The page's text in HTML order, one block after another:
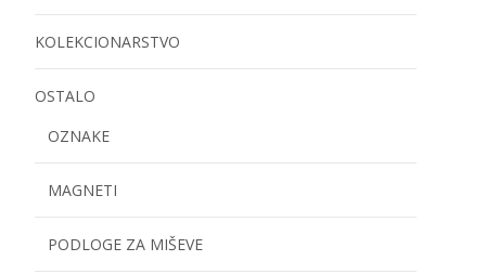
KOLEKCIONARSTVO
OSTALO
OZNAKE
MAGNETI
PODLOGE ZA MIŠEVE